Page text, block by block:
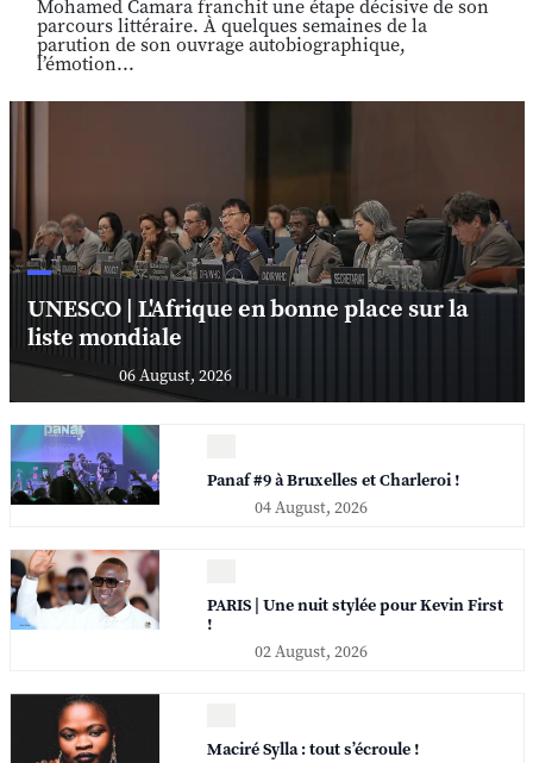
Mohamed Camara franchit une étape décisive de son
parcours littéraire. À quelques semaines de la
parution de son ouvrage autobiographique,
l’émotion...
UNESCO | L'Afrique en bonne place sur la
liste mondiale
06 August, 2026
Panaf #9 à Bruxelles et Charleroi !
04 August, 2026
PARIS | Une nuit stylée pour Kevin First
!
02 August, 2026
Maciré Sylla : tout s’écroule !